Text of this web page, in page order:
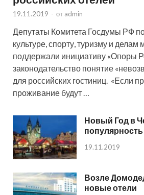
19.11.2019 - от admin
Депутаты Комитета Госдумы РФ
культуре, спорту, туризму и
поддержали инициативу «Опоры
законодательство понятие
для российских гостиниц. «Если
проживание будут …
Новый Год в
популярность
19.11.2019
Возле
новые отели